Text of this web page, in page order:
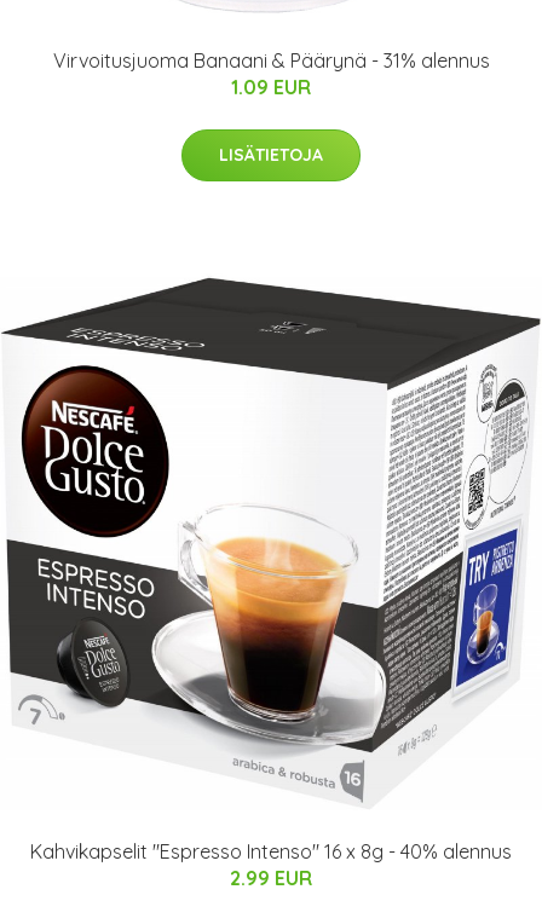
Virvoitusjuoma Banaani & Päärynä - 31% alennus
1.09 EUR
LISÄTIETOJA
Kahvikapselit "Espresso Intenso" 16 x 8g - 40% alennus
2.99 EUR